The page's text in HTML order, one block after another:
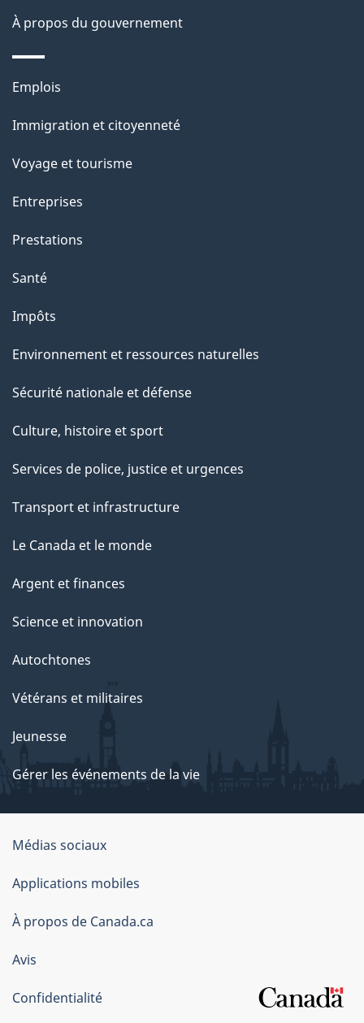
n
s
u
r
c
t
t
a
e
À propos du gouvernement
Thèmes
sujets
Emplois
Immigration et citoyenneté
Voyage et tourisme
Entreprises
Prestations
Santé
Impôts
Environnement et ressources naturelles
Sécurité nationale et défense
Culture, histoire et sport
Services de police, justice et urgences
Transport et infrastructure
Le Canada et le monde
Argent et finances
Science et innovation
Autochtones
Vétérans et militaires
Jeunesse
Gérer les événements de la vie
Organisation
du
gouvernement
du
Canada
Médias sociaux
Applications mobiles
À propos de Canada.ca
Avis
Confidentialité